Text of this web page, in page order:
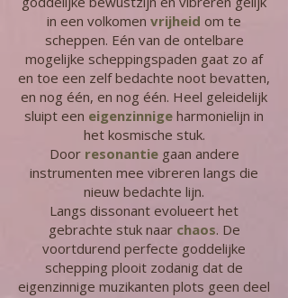
in een volkomen vrijheid om te
scheppen. Eén van de ontelbare
mogelijke scheppingspaden gaat zo af
en toe een zelf bedachte noot bevatten,
en nog één, en nog één. Heel geleidelijk
sluipt een eigenzinnige harmonielijn in
het kosmische stuk.
Door resonantiegaan andere
instrumenten mee vibreren langs die
nieuw bedachte lijn.
Langs dissonant evolueert het
gebrachte stuk naar chaos. De
voortdurend perfecte goddelijke
schepping plooit zodanig dat de
eigenzinnige muzikanten plots geen deel